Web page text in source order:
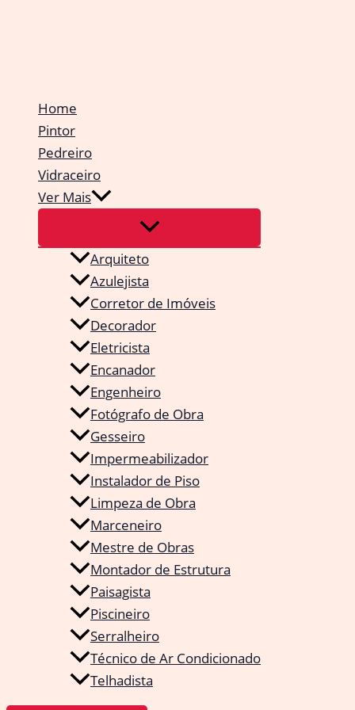
Home
Pintor
Pedreiro
Vidraceiro
Ver Mais
Arquiteto
Azulejista
Corretor de Imóveis
Decorador
Eletricista
Encanador
Engenheiro
Fotógrafo de Obra
Gesseiro
Impermeabilizador
Instalador de Piso
Limpeza de Obra
Marceneiro
Mestre de Obras
Montador de Estrutura
Paisagista
Piscineiro
Serralheiro
Técnico de Ar Condicionado
Telhadista